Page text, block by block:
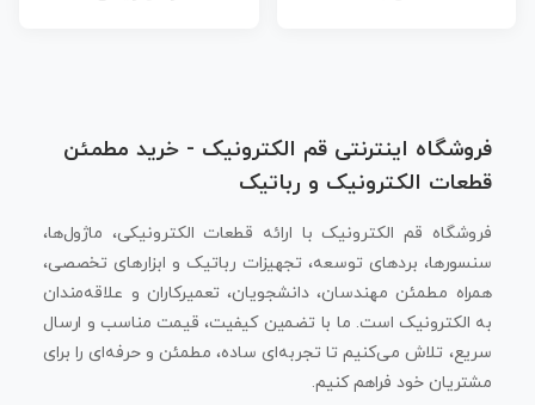
فروشگاه اینترنتی قم الکترونیک - خرید مطمئن
قطعات الکترونیک و رباتیک
فروشگاه قم الکترونیک با ارائه قطعات الکترونیکی، ماژول‌ها،
سنسورها، بردهای توسعه، تجهیزات رباتیک و ابزارهای تخصصی،
همراه مطمئن مهندسان، دانشجویان، تعمیرکاران و علاقه‌مندان
به الکترونیک است. ما با تضمین کیفیت، قیمت مناسب و ارسال
سریع، تلاش می‌کنیم تا تجربه‌ای ساده، مطمئن و حرفه‌ای را برای
مشتریان خود فراهم کنیم.